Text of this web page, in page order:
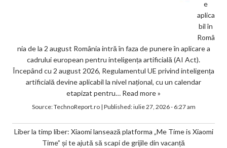
e
aplica
bil în
Româ
nia de la 2 august România intră în faza de punere în aplicare a
cadrului european pentru inteligența artificială (AI Act).
Începând cu 2 august 2026, Regulamentul UE privind inteligența
artificială devine aplicabil la nivel național, cu un calendar
etapizat pentru… Read more »
Source:TechnoReport.ro| Published:iulie 27, 2026 - 6:27 am
Liber la timp liber: Xiaomi lansează platforma „Me Time is Xiaomi
Time” și te ajută să scapi de grijile din vacanță